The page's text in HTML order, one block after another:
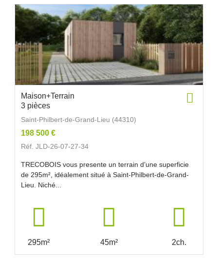
Maison+Terrain
3 pièces
Saint-Philbert-de-Grand-Lieu (44310)
198 500 €
Réf. JLD-26-07-27-34
TRECOBOIS vous presente un terrain d’une superficie
de 295m², idéalement situé à Saint-Philbert-de-Grand-
Lieu. Niché...
295m² 45m² 2ch.